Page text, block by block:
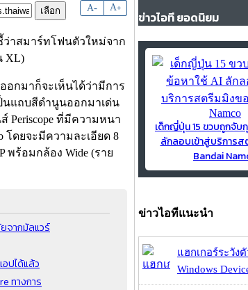
A- A+
ว่าสมาร์ทโฟนตัวใหม่จาก
XL)
อกมาก็จะเห็นได้ว่ามีการ
นแถบสีดำนูนออกมาเด่น
Periscope ที่มีความหนา
โดยจะมีความละเอียด 8
พร้อมกล้อง Wide (ราย
จากมัลแวร์
ปได้แล้ว
ทางการ
ข่าวไอที ยอดนิยม
เด็กญี่ปุ่น 15 ขวบถูกจับ
ลักลอบเข้าสู่บริการ
Bandai
ข่าวไอทีแนะนำ
แฮกเกอร์ระวัง
Windows